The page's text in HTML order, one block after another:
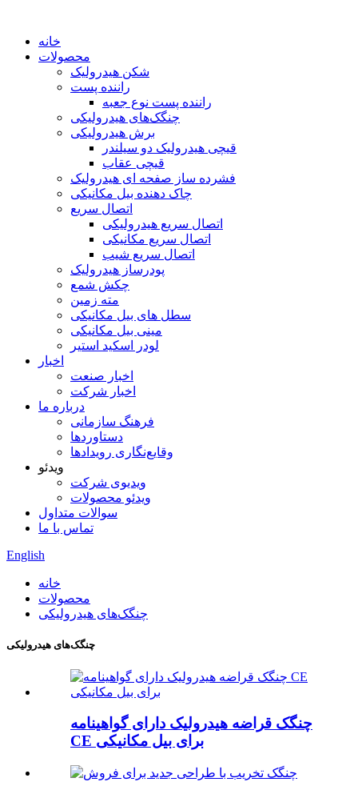
خانه
محصولات
شکن هیدرولیک
راننده پست
راننده پست نوع جعبه
چنگک‌های هیدرولیکی
برش هیدرولیکی
قیچی هیدرولیک دو سیلندر
قیچی عقاب
فشرده ساز صفحه ای هیدرولیک
چاک دهنده بیل مکانیکی
اتصال سریع
اتصال سریع هیدرولیکی
اتصال سریع مکانیکی
اتصال سریع شیب
پودرساز هیدرولیک
چکش شمع
مته زمین
سطل های بیل مکانیکی
مینی بیل مکانیکی
لودر اسکید استیر
اخبار
اخبار صنعت
اخبار شرکت
درباره ما
فرهنگ سازمانی
دستاوردها
وقایع‌نگاری رویدادها
ویدئو
ویدیوی شرکت
ویدئو محصولات
سوالات متداول
تماس با ما
English
خانه
محصولات
چنگک‌های هیدرولیکی
چنگک‌های هیدرولیکی
چنگک قراضه هیدرولیک دارای گواهینامه
CE برای بیل مکانیکی